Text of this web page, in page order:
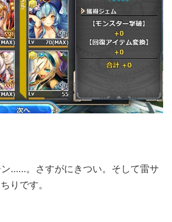
……。さすがにきつい。そして雷サ
りです。